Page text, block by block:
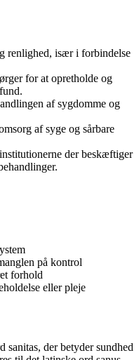
renlighed, især i forbindelse
for at opretholde og
af sygdomme og
af syge og sårbare
der beskæftiger
på kontrol
forhold
eller pleje
sanitas, der betyder sundhed